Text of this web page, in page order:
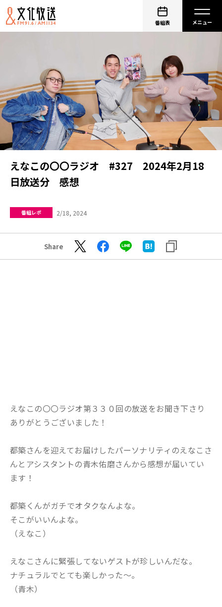
番組表
えなこの〇〇ラジオ #327 2024年2月18
日放送分 感想
番組レポ 2/18, 2024
Share
えなこの〇〇ラジオ第３３０回の放送をお聞き下さり
ありがとうございました！
都築さんを迎えてお届けしたパーソナリティのえなこさ
んとアシスタントの青木佑磨さんから感想が届いてい
ます！
都築くんがガチでオタクなんよな。
そこがいいんよな。
（えなこ）
えなこさんに緊張してないゲストが珍しいんだな。
ナチュラルでとても楽しかった～。
（青木）